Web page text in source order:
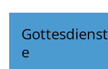
Gottesdienst
e